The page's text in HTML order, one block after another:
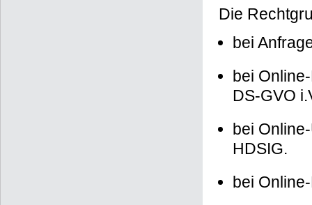
Die
bei
bei
DS-GVO
bei
HDSIG.
bei